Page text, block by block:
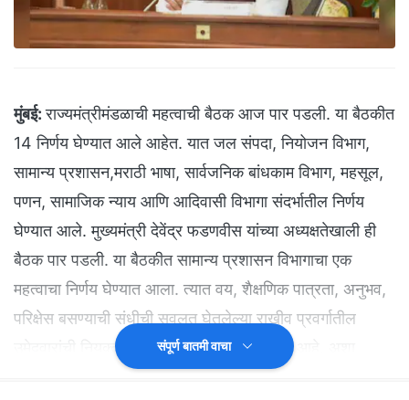
मुंबई: राज्यमंत्रीमंडळाची महत्वाची बैठक आज पार पडली. या बैठकीत
14 निर्णय घेण्यात आले आहेत. यात जल संपदा, नियोजन विभाग,
सामान्य प्रशासन,मराठी भाषा, सार्वजनिक बांधकाम विभाग, महसूल,
पणन, सामाजिक न्याय आणि आदिवासी विभागा संदर्भातील निर्णय
घेण्यात आले. मुख्यमंत्री देवेंद्र फडणवीस यांच्या अध्यक्षतेखाली ही
बैठक पार पडली. या बैठकीत सामान्य प्रशासन विभागाचा एक
महत्वाचा निर्णय घेण्यात आला. त्यात वय, शैक्षणिक पात्रता, अनुभव,
परिक्षेस बसण्याची संधीची सवलत घेतलेल्या राखीव प्रवर्गातील
उमेदवारांची नियुक्ती आता राखीव प्रवर्गातच होणार आहे. अशा
उमेदवारांना खुल्या प्रवर्गातील जागेवर दावा सांगता येणार नाही.हा
संपूर्ण बातमी वाचा